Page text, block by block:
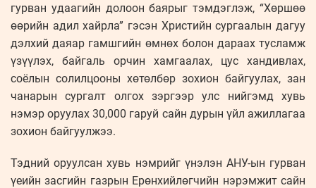
гурван удаагийн долоон баярыг тэмдэглэж, “Хөршөө
өөрийн адил хайрла” гэсэн Христийн сургаалын дагуу
дэлхий даяар гамшгийн өмнөх болон дараах тусламж
үзүүлэх, байгаль орчин хамгаалах, цус хандивлах,
соёлын солилцооны хөтөлбөр зохион байгуулах, зан
чанарын сургалт олгох зэргээр улс нийгэмд хувь
нэмэр оруулах 30,000 гаруй сайн дурын үйл ажиллагаа
зохион байгуулжээ.
Тэдний оруулсан хувь нэмрийг үнэлэн АНУ-ын гурван
үеийн засгийн газрын Ерөнхийлөгчийн нэрэмжит сайн